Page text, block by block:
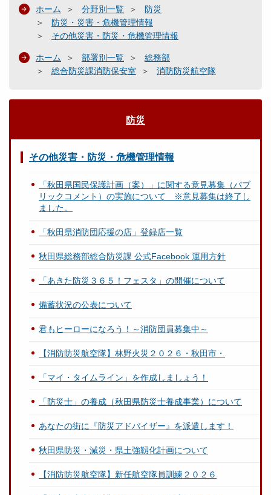
ホーム 分野別一覧
防災
防災・災害・危機管理情報
その他災害・防災・危機管理情報
ホーム 部署別一覧
総務部
総合防災課消防保安室
消防防災航空隊
防災
その他災害・防災・危機管理情報
「秋田県国民保護計画（案）」に関する意見募集（パブ
リックコメント）の実施について ※意見募集は終了し
ました。
「秋田県消防団応援の店」登録店一覧
秋田県総務部総合防災課 公式Facebook 運用方針
「あきた防災３６５！フェスタ」の開催について
備蓄状況の公表について
君もヒーローになろう！～消防団員募集中～
【消防防災航空隊】林野火災２０２６・秋田市・
「マイ・タイムライン」を作成しましょう！
「防災士」の養成（秋田県防災士養成事業）について
あなたの街に『防災アドバイザー』を派遣します！
秋田県防災・減災・県土強靱化計画について
【消防防災航空隊】新任航空隊員訓練２０２６